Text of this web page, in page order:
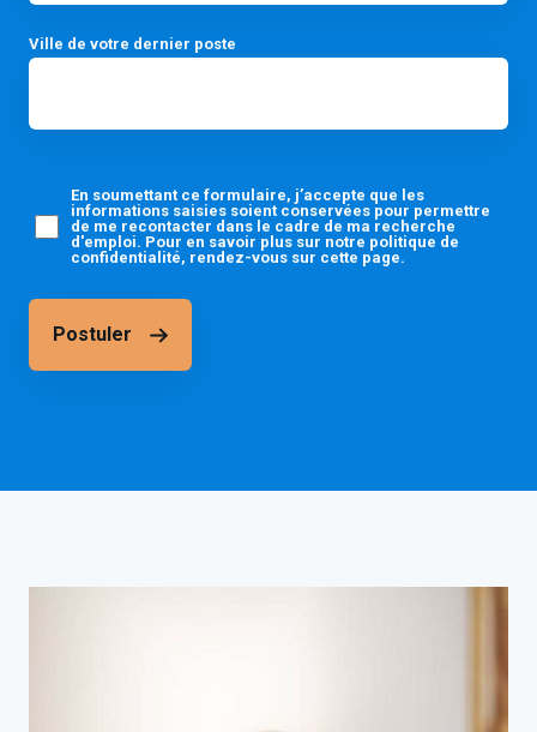
Ville de votre dernier poste
En soumettant ce formulaire, j’accepte que les
informations saisies soient conservées pour permettre
de me recontacter dans le cadre de ma recherche
d'emploi. Pour en savoir plus sur notre politique de
confidentialité, rendez-vous sur cette page.
Postuler